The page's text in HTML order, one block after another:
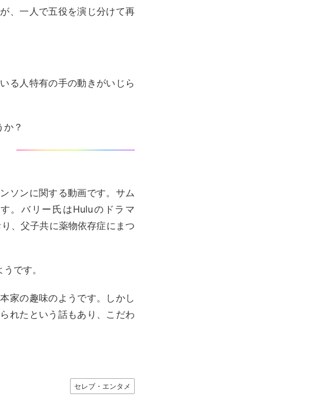
、一人で五役を演じ分けて再
る人特有の手の動きがいじら
？
ソンに関する動画です。サム
。バリー氏はHuluのドラマ
、父子共に薬物依存症にまつ
です。
家の趣味のようです。しかし
れたという話もあり、こだわ
セレブ・エンタメ